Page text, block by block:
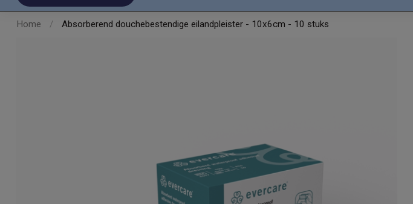
Home / Absorberend douchebestendige eilandpleister - 10x6cm - 10 stuks